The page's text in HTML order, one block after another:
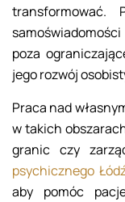
transformować.
poza
jego rozwój
Praca nad
w takich
granic czy
psychicznego
aby pomóc